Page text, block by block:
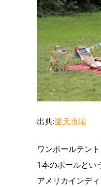
出典:楽天市場
ワンポールテン
1本のポールとい
アメリカインデ